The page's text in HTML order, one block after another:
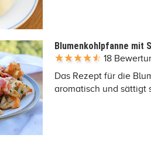
Blumenkohlpfanne mit
18
Das Rezept für die
aromatisch und sättigt